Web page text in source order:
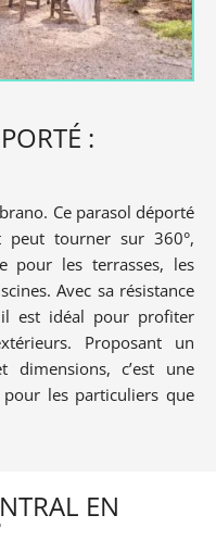
:
Ce parasol déporté
peut tourner sur 360°,
pour les terrasses, les
Avec sa résistance
est idéal pour profiter
Proposant un
dimensions, c’est une
les particuliers que
EN